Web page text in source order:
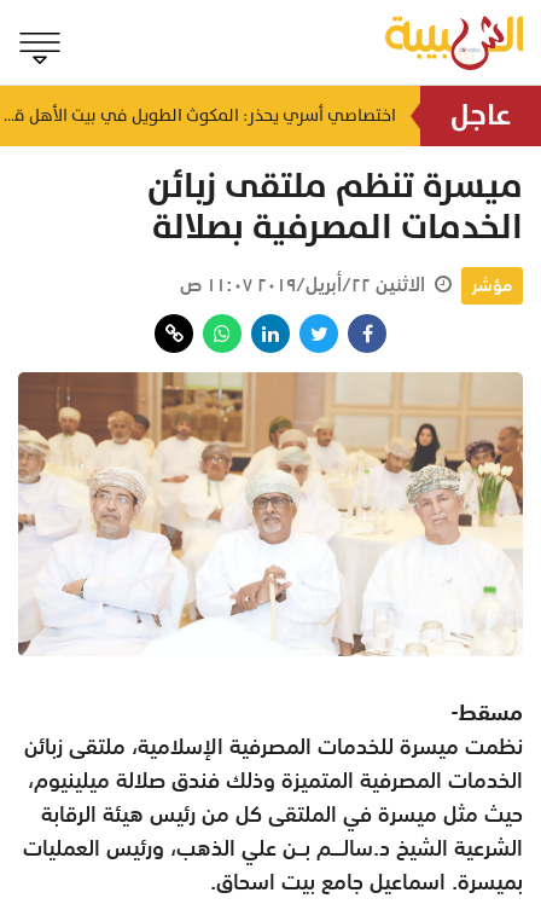
عاجل منذ ٤ ساعات اختصاصي أسري يحذر: المكوث الطويل في بيت الأهل قد يهدد استقرار الحياة الزوجية
ميسرة تنظم ملتقى زبائن
الخدمات المصرفية بصلالة
مؤشر الاثنين ٢٢/أبريل/٢٠١٩ ١١:٠٧ ص
مسقط-
نظمت ميسرة للخدمات المصرفية الإسلامية، ملتقى زبائن
الخدمات المصرفية المتميزة وذلك فندق صلالة ميلينيوم،
حيث مثل ميسرة في الملتقى كل من رئيس هيئة الرقابة
الشرعية الشيخ د.سالـــم بــن علي الذهب، ورئيس العمليات
بميسرة. اسماعيل جامع بيت اسحاق.